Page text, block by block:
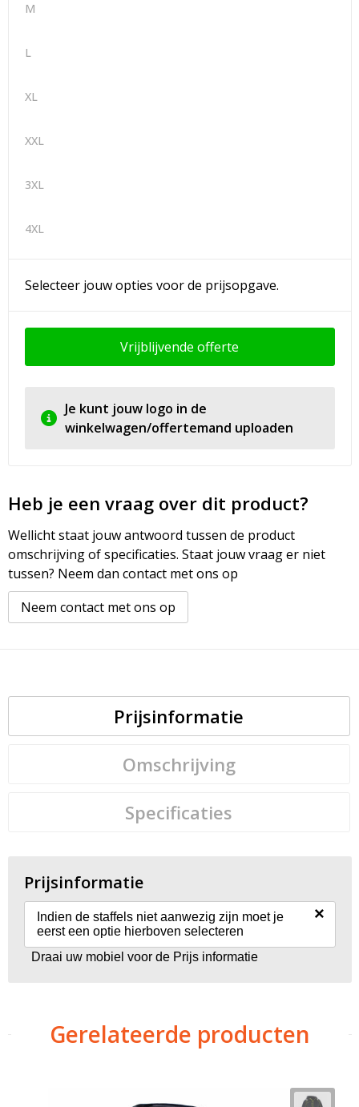
M
L
XL
XXL
3XL
4XL
Selecteer jouw opties voor de prijsopgave.
Vrijblijvende offerte
Je kunt jouw logo in de
winkelwagen/offertemand uploaden
Heb je een vraag over dit product?
Wellicht staat jouw antwoord tussen de product
omschrijving of specificaties. Staat jouw vraag er niet
tussen? Neem dan contact met ons op
Neem contact met ons op
Prijsinformatie
Omschrijving
Specificaties
Prijsinformatie
Indien de staffels niet aanwezig zijn moet je
eerst een optie hierboven selecteren
×
Draai uw mobiel voor de Prijs informatie
Gerelateerde producten